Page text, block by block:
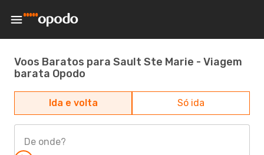
Voos Baratos para Sault Ste Marie - Viagem
barata Opodo
Ida e volta Só ida
De onde?